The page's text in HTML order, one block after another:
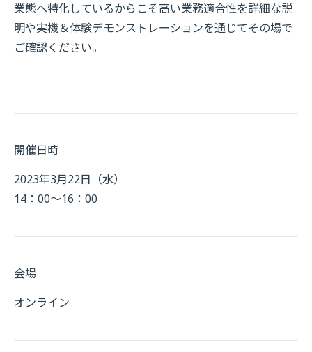
業態へ特化しているからこそ高い業務適合性を詳細な説
明や実機＆体験デモンストレーションを通じてその場で
ご確認ください。
開催日時
2023年3月22日（水）
14：00～16：00
会場
オンライン